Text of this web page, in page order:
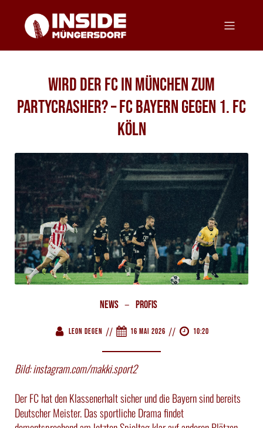
Wird der FC in München zum
Partycrasher? – FC Bayern gegen 1. FC
Köln
News – Profis
Leon Degen // 16 Mai 2026 // 10:20
Bild: instagram.com/makki.sport2
Der FC hat den Klassenerhalt sicher und die Bayern sind bereits
Deutscher Meister. Das sportliche Drama findet